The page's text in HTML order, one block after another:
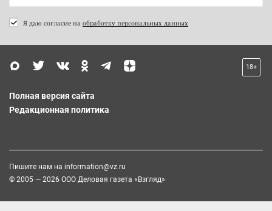
Я даю согласие на обработку персональных данных
18+
Полная версия сайта
Редакционная политика
Пишите нам на information@vz.ru
© 2005 — 2026 ООО Деловая газета «Взгляд»